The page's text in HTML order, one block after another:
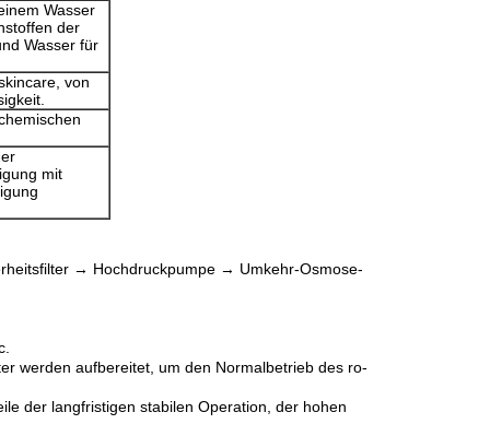
Wasser
der
Wasser für
von
mit
→ Hochdruckpumpe → Umkehr-Osmose-
werden aufbereitet, um den Normalbetrieb des ro-
der langfristigen stabilen Operation, der hohen